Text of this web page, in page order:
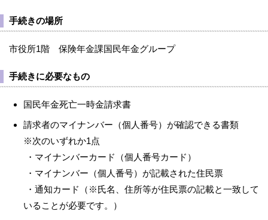
手続きの場所
市役所1階 保険年金課国民年金グループ
手続きに必要なもの
国民年金死亡一時金請求書
請求者のマイナンバー（個人番号）が確認できる書類
※次のいずれか1点
・マイナンバーカード（個人番号カード）
・マイナンバー（個人番号）が記載された住民票
・通知カード（※氏名、住所等が住民票の記載と一致して
いることが必要です。）